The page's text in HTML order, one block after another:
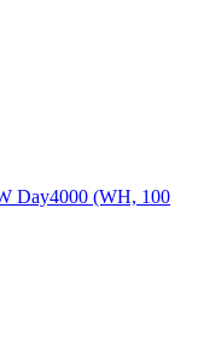
Day4000 (WH, 100